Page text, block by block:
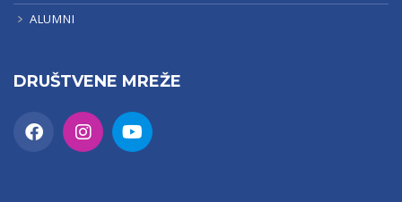
ALUMNI
DRUŠTVENE MREŽE